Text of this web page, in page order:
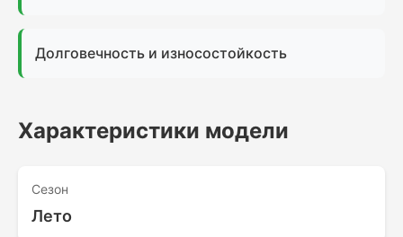
Долговечность и износостойкость
Характеристики модели
Сезон
Лето